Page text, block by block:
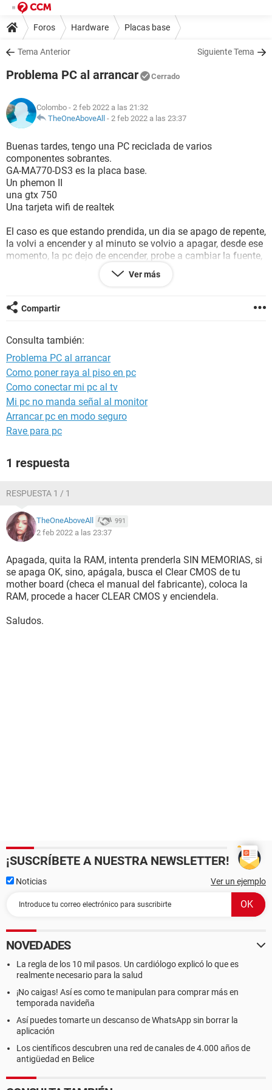
Foros Hardware Placas base
Tema Anterior Siguiente Tema
Problema PC al arrancar Cerrado
Colombo - 2 feb 2022 a las 21:32
TheOneAboveAll - 2 feb 2022 a las 23:37
Buenas tardes, tengo una PC reciclada de varios
componentes sobrantes.
GA-MA770-DS3 es la placa base.
Un phemon II
una gtx 750
Una tarjeta wifi de realtek
El caso es que estando prendida, un dia se apago de repente,
la volvi a encender y al minuto se volvio a apagar, desde ese
momento, la pc dejo de encender, probe a cambiar la fuente,
pero sigue el mismo problema, la sensacion es de que
enciende pero se mueven los ventiladores casi nada no llega
Ando un poco desesperado porque no se que puede ser,
probe a encenderla sin la alimentacion al procesador a ver si
tiraban los ventiladores de continuo y tampoco.
Cualquier sugerencia se agradece, un saludo!!!
Ver más
Compartir
Consulta también:
Problema PC al arrancar
Como poner raya al piso en pc
Como conectar mi pc al tv
Mi pc no manda señal al monitor
Arrancar pc en modo seguro
Rave para pc
1 respuesta
RESPUESTA 1 / 1
TheOneAboveAll 991
2 feb 2022 a las 23:37
Apagada, quita la RAM, intenta prenderla SIN MEMORIAS, si
se apaga OK, sino, apágala, busca el Clear CMOS de tu
mother board (checa el manual del fabricante), coloca la
RAM, procede a hacer CLEAR CMOS y enciendela.
Saludos.
¡SUSCRÍBETE A NUESTRA NEWSLETTER!
Noticias Ver un ejemplo
NOVEDADES
La regla de los 10 mil pasos. Un cardiólogo explicó lo que es
realmente necesario para la salud
¡No caigas! Así es como te manipulan para comprar más en
temporada navideña
Así puedes tomarte un descanso de WhatsApp sin borrar la
aplicación
Los científicos descubren una red de canales de 4.000 años de
antigüedad en Belice